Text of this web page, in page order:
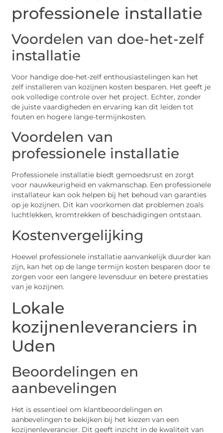
professionele installatie
Voordelen van doe-het-zelf
installatie
Voor handige doe-het-zelf enthousiastelingen kan het
zelf installeren van kozijnen kosten besparen. Het geeft je
ook volledige controle over het project. Echter, zonder
de juiste vaardigheden en ervaring kan dit leiden tot
fouten en hogere lange-termijnkosten.
Voordelen van
professionele installatie
Professionele installatie biedt gemoedsrust en zorgt
voor nauwkeurigheid en vakmanschap. Een professionele
installateur kan ook helpen bij het behoud van garanties
op je kozijnen. Dit kan voorkomen dat problemen zoals
luchtlekken, kromtrekken of beschadigingen ontstaan.
Kostenvergelijking
Hoewel professionele installatie aanvankelijk duurder kan
zijn, kan het op de lange termijn kosten besparen door te
zorgen voor een langere levensduur en betere prestaties
van je kozijnen.
Lokale
kozijnenleveranciers in
Uden
Beoordelingen en
aanbevelingen
Het is essentieel om klantbeoordelingen en
aanbevelingen te bekijken bij het kiezen van een
kozijnenleverancier. Dit geeft inzicht in de kwaliteit van